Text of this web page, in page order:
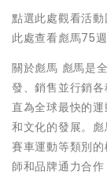
點選此處觀看活
此處查看彪馬75
關於彪馬 彪馬是
發、銷售並行銷
直為全球最快的
和文化的發展。
賽車運動等類別
師和品牌通力合